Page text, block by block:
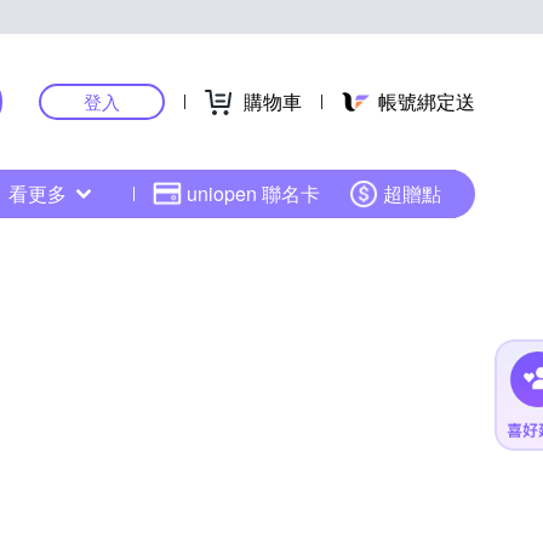
登入 購物車 帳號綁定送
看更多 uniopen 聯名卡 超贈點